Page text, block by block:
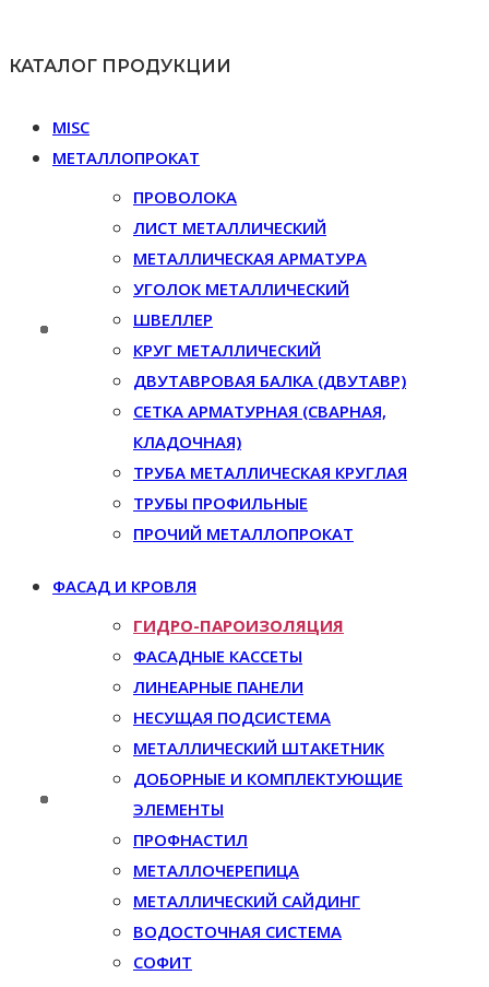
КАТАЛОГ ПРОДУКЦИИ
MISC
МЕТАЛЛОПРОКАТ
ПРОВОЛОКА
ЛИСТ МЕТАЛЛИЧЕСКИЙ
МЕТАЛЛИЧЕСКАЯ АРМАТУРА
УГОЛОК МЕТАЛЛИЧЕСКИЙ
ШВЕЛЛЕР
КРУГ МЕТАЛЛИЧЕСКИЙ
ДВУТАВРОВАЯ БАЛКА (ДВУТАВР)
СЕТКА АРМАТУРНАЯ (СВАРНАЯ,
КЛАДОЧНАЯ)
ТРУБА МЕТАЛЛИЧЕСКАЯ КРУГЛАЯ
ТРУБЫ ПРОФИЛЬНЫЕ
ПРОЧИЙ МЕТАЛЛОПРОКАТ
ФАСАД И КРОВЛЯ
ГИДРО-ПАРОИЗОЛЯЦИЯ
ФАСАДНЫЕ КАССЕТЫ
ЛИНЕАРНЫЕ ПАНЕЛИ
НЕСУЩАЯ ПОДСИСТЕМА
МЕТАЛЛИЧЕСКИЙ ШТАКЕТНИК
ДОБОРНЫЕ И КОМПЛЕКТУЮЩИЕ
ЭЛЕМЕНТЫ
ПРОФНАСТИЛ
МЕТАЛЛОЧЕРЕПИЦА
МЕТАЛЛИЧЕСКИЙ САЙДИНГ
ВОДОСТОЧНАЯ СИСТЕМА
СОФИТ